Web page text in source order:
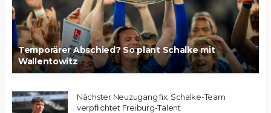
Temporärer Abschied? So plant Schalke mit
Wallentowitz
Nächster Neuzugang fix: Schalke-Team
verpflichtet Freiburg-Talent